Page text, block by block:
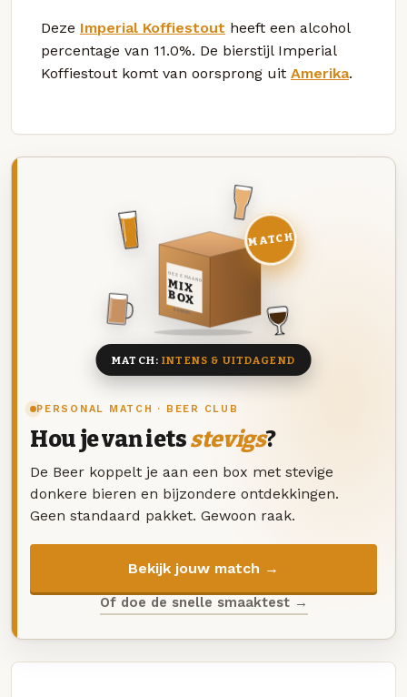
Deze Imperial Koffiestout heeft een alcohol
percentage van 11.0%. De bierstijl Imperial
Koffiestout komt van oorsprong uit Amerika.
PERSONAL MATCH · BEER CLUB
Hou je van ietsstevigs?
De Beer koppelt je aan een box met stevige
donkere bieren en bijzondere ontdekkingen.
Geen standaard pakket. Gewoon raak.
Bekijk jouw match →
Of doe de snelle smaaktest →
DEZE MAAND
MIX
BOX
8 BIEREN
MATCH
MATCH:INTENS & UITDAGEND